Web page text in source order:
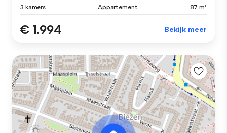
3 kamers Appartement 87 m²
€ 1.994 Bekijk meer